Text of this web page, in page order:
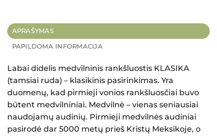
APRAŠYMAS
PAPILDOMA INFORMACIJA
Labai didelis medvilninis rankšluostis KLASIKA
(tamsiai ruda) – klasikinis pasirinkimas. Yra
duomenų, kad pirmieji vonios rankšluosčiai buvo
būtent medvilniniai. Medvilnė – vienas seniausiai
naudojamų audinių. Pirmieji medvilnės audiniai
pasirodė dar 5000 metų prieš Kristų Meksikoje, o